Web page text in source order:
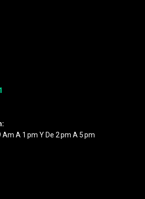
A 1 Pm Y De 2 Pm A 5 Pm